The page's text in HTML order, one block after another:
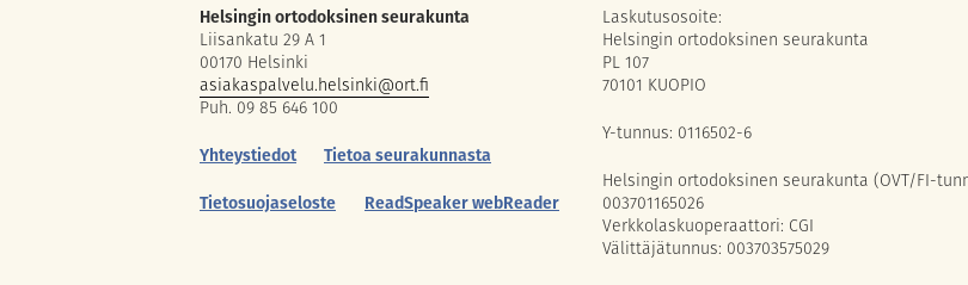
Helsingin ortodoksinen seurakunta
Liisankatu 29 A 1
00170 Helsinki
asiakaspalvelu.helsinki@ort.fi
Puh. 09 85 646 100
Yhteystiedot
Tietoa seurakunnasta
Tietosuojaseloste
ReadSpeaker webReader
Laskutusosoite:
Helsingin ortodoksinen seurakunta
PL 107
70101 KUOPIO
Y-tunnus: 0116502-6
Helsingin ortodoksinen seurakunta (OVT/FI-
003701165026
Verkkolaskuoperaattori: CGI
Välittäjätunnus: 003703575029